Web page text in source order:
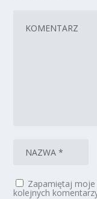
Zapamiętaj moje
kolejnych